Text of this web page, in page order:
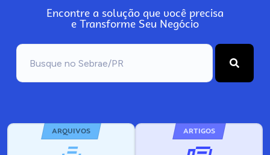
Encontre a solução que você precisa
e Transforme Seu Negócio
ARQUIVOS ARTIGOS